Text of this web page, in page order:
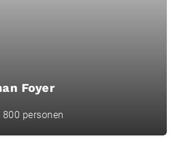
Foyer
personen